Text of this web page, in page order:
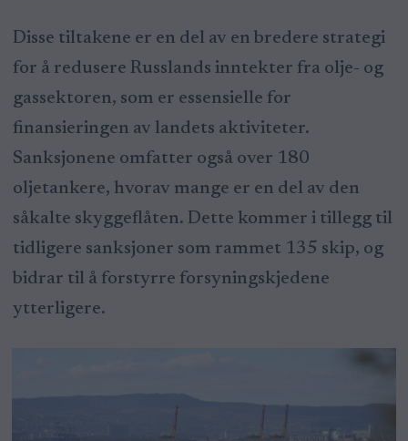
Disse tiltakene er en del av en bredere strategi
for å redusere Russlands inntekter fra olje- og
gassektoren, som er essensielle for
finansieringen av landets aktiviteter.
Sanksjonene omfatter også over 180
oljetankere, hvorav mange er en del av den
såkalte skyggeflåten. Dette kommer i tillegg til
tidligere sanksjoner som rammet 135 skip, og
bidrar til å forstyrre forsyningskjedene
ytterligere.